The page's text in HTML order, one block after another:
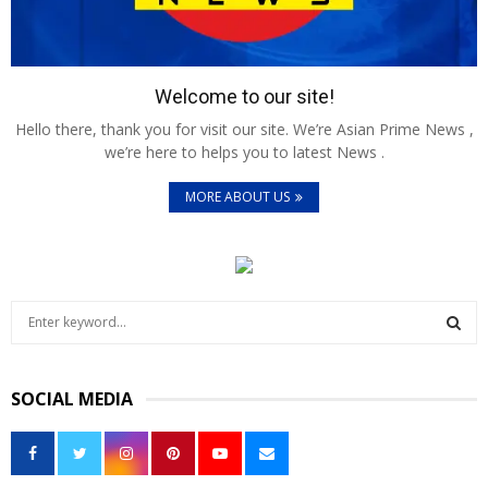
Welcome to our site!
Hello there, thank you for visit our site. We’re Asian Prime News ,
we’re here to helps you to latest News .
MORE ABOUT US
c
h
o
SOCIAL MEDIA